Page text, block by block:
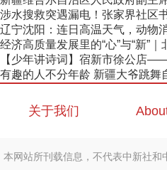
涉水搜救突遇漏电！张家界社区
辽宁沈阳：连日高温天气，动物
经济高质量发展里的“心”与“新”｜
【少年讲诗词】宿新市徐公店
有趣的人不分年龄 新疆大爷跳舞
关于我们
本网站所刊载信息，不代表中新社